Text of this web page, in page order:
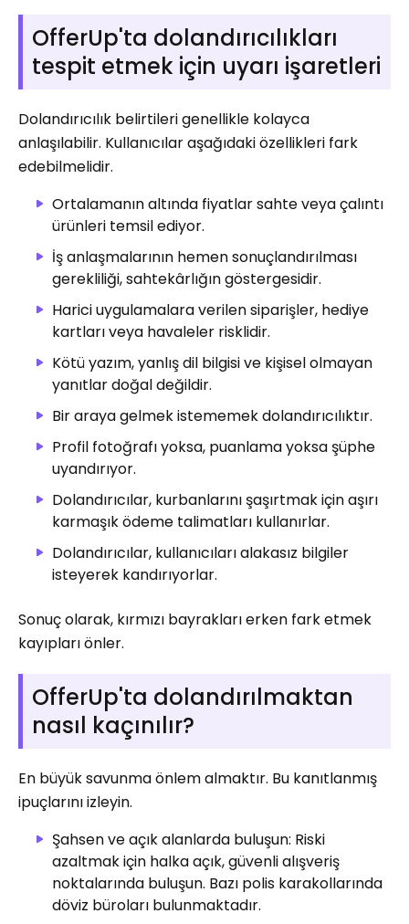
OfferUp'ta dolandırıcılıkları
tespit etmek için uyarı işaretleri
Dolandırıcılık belirtileri genellikle kolayca
anlaşılabilir. Kullanıcılar aşağıdaki özellikleri fark
edebilmelidir.
Ortalamanın altında fiyatlar sahte veya çalıntı
ürünleri temsil ediyor.
İş anlaşmalarının hemen sonuçlandırılması
gerekliliği, sahtekârlığın göstergesidir.
Harici uygulamalara verilen siparişler, hediye
kartları veya havaleler risklidir.
Kötü yazım, yanlış dil bilgisi ve kişisel olmayan
yanıtlar doğal değildir.
Bir araya gelmek istememek dolandırıcılıktır.
Profil fotoğrafı yoksa, puanlama yoksa şüphe
uyandırıyor.
Dolandırıcılar, kurbanlarını şaşırtmak için aşırı
karmaşık ödeme talimatları kullanırlar.
Dolandırıcılar, kullanıcıları alakasız bilgiler
isteyerek kandırıyorlar.
Sonuç olarak, kırmızı bayrakları erken fark etmek
kayıpları önler.
OfferUp'ta dolandırılmaktan
nasıl kaçınılır?
En büyük savunma önlem almaktır. Bu kanıtlanmış
ipuçlarını izleyin.
Şahsen ve açık alanlarda buluşun: Riski
azaltmak için halka açık, güvenli alışveriş
noktalarında buluşun. Bazı polis karakollarında
döviz büroları bulunmaktadır.